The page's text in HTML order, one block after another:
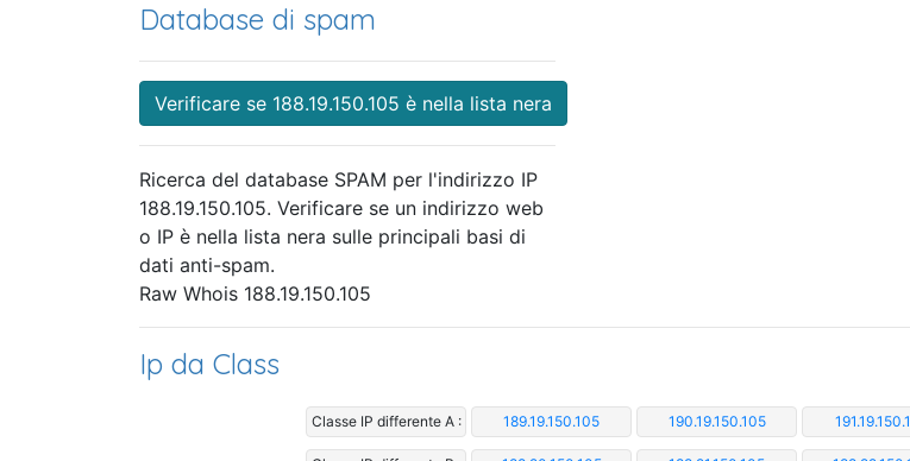
Database di spam
Verificare se 188.19.150.105 è nella lista nera
Ricerca del database SPAM per l'indirizzo IP
188.19.150.105. Verificare se un indirizzo web
o IP è nella lista nera sulle principali basi di
dati anti-spam.
Raw Whois 188.19.150.105
Ip da Class
Classe IP differente A : 189.19.150.105 190.19.150.105